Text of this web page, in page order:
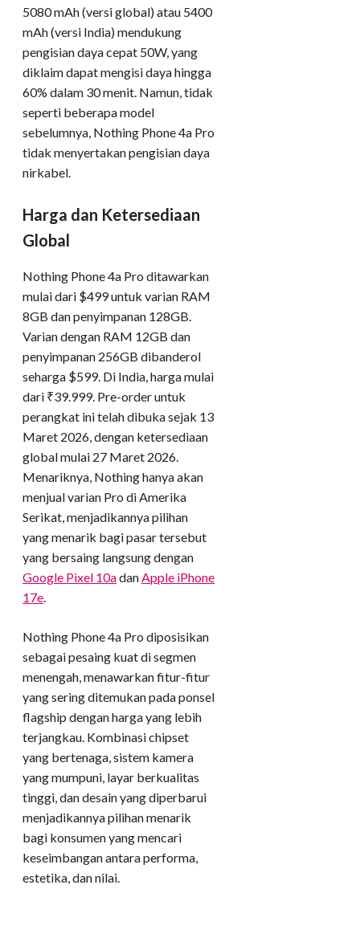
5080 mAh (versi global) atau 5400
mAh (versi India) mendukung
pengisian daya cepat 50W, yang
diklaim dapat mengisi daya hingga
60% dalam 30 menit. Namun, tidak
seperti beberapa model
sebelumnya, Nothing Phone 4a Pro
tidak menyertakan pengisian daya
nirkabel.
Harga dan Ketersediaan
Global
Nothing Phone 4a Pro ditawarkan
mulai dari $499 untuk varian RAM
8GB dan penyimpanan 128GB.
Varian dengan RAM 12GB dan
penyimpanan 256GB dibanderol
seharga $599. Di India, harga mulai
dari ₹39.999. Pre-order untuk
perangkat ini telah dibuka sejak 13
Maret 2026, dengan ketersediaan
global mulai 27 Maret 2026.
Menariknya, Nothing hanya akan
menjual varian Pro di Amerika
Serikat, menjadikannya pilihan
yang menarik bagi pasar tersebut
yang bersaing langsung dengan
Google Pixel 10adanApple iPhone
17e.
Nothing Phone 4a Pro diposisikan
sebagai pesaing kuat di segmen
menengah, menawarkan fitur-fitur
yang sering ditemukan pada ponsel
flagship dengan harga yang lebih
terjangkau. Kombinasi chipset
yang bertenaga, sistem kamera
yang mumpuni, layar berkualitas
tinggi, dan desain yang diperbarui
menjadikannya pilihan menarik
bagi konsumen yang mencari
keseimbangan antara performa,
estetika, dan nilai.